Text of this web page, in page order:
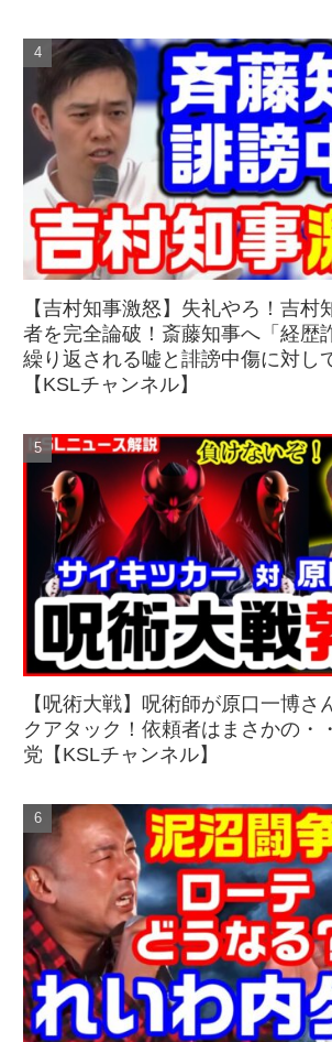
【吉村知事激怒】失礼やろ！吉村
者を完全論破！斎藤知事へ「経歴
繰り返される嘘と誹謗中傷に対し
【KSLチャンネル】
【呪術大戦】呪術師が原口一博さ
クアタック！依頼者はまさかの・
党【KSLチャンネル】